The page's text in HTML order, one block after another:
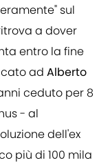
sul
a dover
entro la fine
ad Alberto
ceduto per 8
- al
dell'ex
più di 100 mila